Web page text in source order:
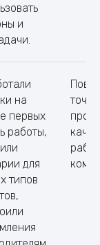
и
на
первых
работы,
для
типов